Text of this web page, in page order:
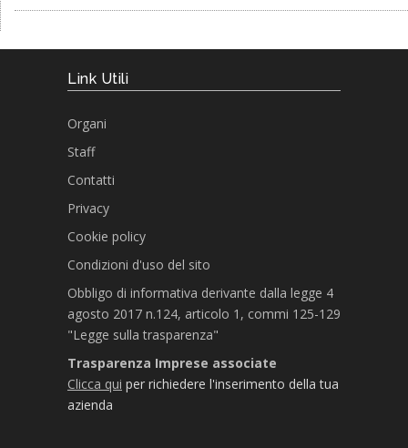
Link Utili
Organi
Staff
Contatti
Privacy
Cookie policy
Condizioni d'uso del sito
Obbligo di informativa derivante dalla legge 4
agosto 2017 n.124, articolo 1, commi 125-129
"Legge sulla trasparenza"
Trasparenza Imprese associate
Clicca qui per richiedere l'inserimento della tua
azienda